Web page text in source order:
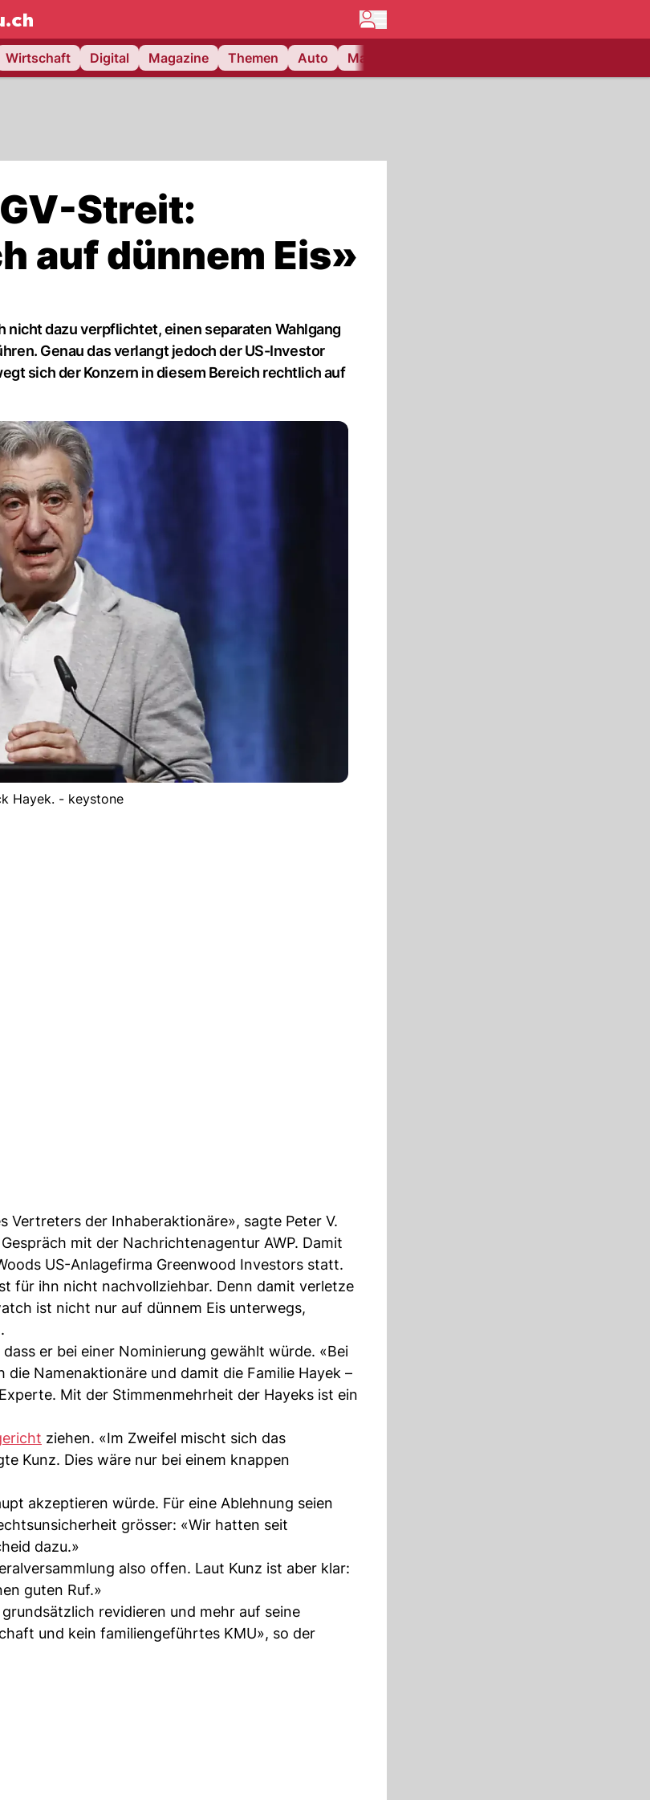
NAU.ch
Wirtschaft Digital Magazine Themen Auto Matchcenter
Streit:
auf dünnem Eis»
dazu verpflichtet, einen separaten Wahlgang
Genau das verlangt jedoch der US-Investor
sich der Konzern in diesem Bereich rechtlich auf
Hayek. - keystone
Vertreters der Inhaberaktionäre», sagte Peter V.
mit der Nachrichtenagentur AWP. Damit
US-Anlagefirma Greenwood Investors statt.
für ihn nicht nachvollziehbar. Denn damit verletze
ist nicht nur auf dünnem Eis unterwegs,
er bei einer Nominierung gewählt würde. «Bei
Namenaktionäre und damit die Familie Hayek –
Mit der Stimmenmehrheit der Hayeks ist ein
ziehen. «Im Zweifel mischt sich das
Kunz. Dies wäre nur bei einem knappen
akzeptieren würde. Für eine Ablehnung seien
grösser: «Wir hatten seit
dazu.»
also offen. Laut Kunz ist aber klar:
guten Ruf.»
revidieren und mehr auf seine
und kein familiengeführtes KMU», so der